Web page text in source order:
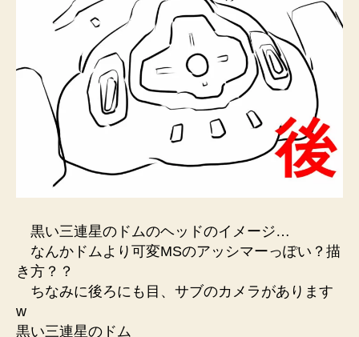
黒い三連星のドムのヘッドのイメージ…
なんかドムより可変MSのアッシマーっぽい？描
き方？？
ちなみに後ろにも目、サブのカメラがあります
w
黒い三連星のドム